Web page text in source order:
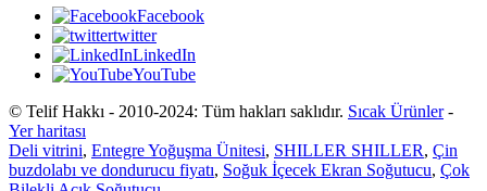
Facebook
twitter
LinkedIn
YouTube
© Telif Hakkı - 2010-2024: Tüm hakları saklıdır. Sıcak Ürünler-
Yer haritası
Deli vitrini, Entegre Yoğuşma Ünitesi, SHILLER SHILLER, Çin
buzdolabı ve dondurucu fiyatı, Soğuk İçecek Ekran Soğutucu, Çok